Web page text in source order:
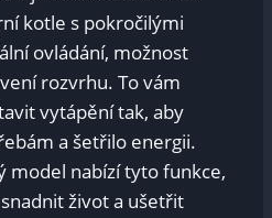
kotle s pokročilými
ovládání, možnost
rozvrhu. To vám
vytápění tak, aby
a šetřilo energii.
model nabízí tyto funkce,
život a ušetřit